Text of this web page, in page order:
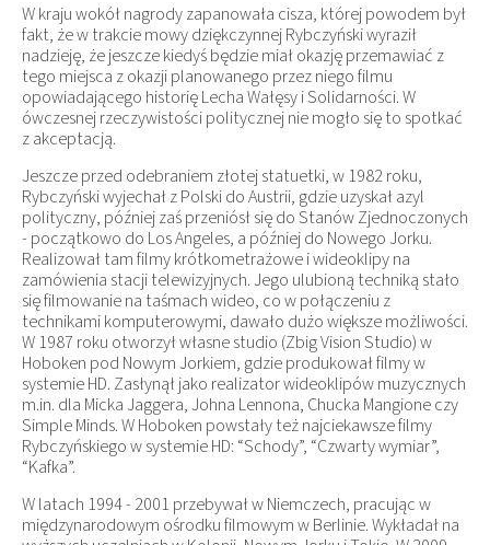
W kraju wokół nagrody zapanowała cisza, której powodem był
fakt, że w trakcie mowy dziękczynnej Rybczyński wyraził
nadzieję, że jeszcze kiedyś będzie miał okazję przemawiać z
tego miejsca z okazji planowanego przez niego filmu
opowiadającego historię Lecha Wałęsy i Solidarności. W
ówczesnej rzeczywistości politycznej nie mogło się to spotkać
z akceptacją.
Jeszcze przed odebraniem złotej statuetki, w 1982 roku,
Rybczyński wyjechał z Polski do Austrii, gdzie uzyskał azyl
polityczny, później zaś przeniósł się do Stanów Zjednoczonych
- początkowo do Los Angeles, a później do Nowego Jorku.
Realizował tam filmy krótkometrażowe i wideoklipy na
zamówienia stacji telewizyjnych. Jego ulubioną techniką stało
się filmowanie na taśmach wideo, co w połączeniu z
technikami komputerowymi, dawało dużo większe możliwości.
W 1987 roku otworzył własne studio (Zbig Vision Studio) w
Hoboken pod Nowym Jorkiem, gdzie produkował filmy w
systemie HD. Zasłynął jako realizator wideoklipów muzycznych
m.in. dla Micka Jaggera, Johna Lennona, Chucka Mangione czy
Simple Minds. W Hoboken powstały też najciekawsze filmy
Rybczyńskiego w systemie HD: “Schody”, “Czwarty wymiar”,
“Kafka”.
W latach 1994 - 2001 przebywał w Niemczech, pracując w
międzynarodowym ośrodku filmowym w Berlinie. Wykładał na